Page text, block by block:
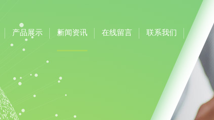
产品展示 新闻资讯 在线留言 联系我们